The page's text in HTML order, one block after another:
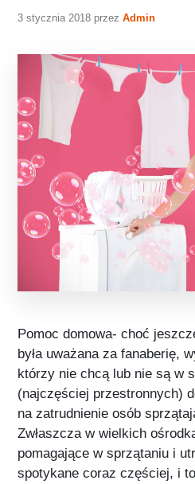
3 stycznia 2018 przez Admin
Pomoc domowa- choć
była uważana za fanaberię,
którzy nie chcą lub nie są w
(najczęściej przestronnych)
na zatrudnienie osób
Zwłaszcza w wielkich
pomagające w sprzątaniu i
spotykane coraz częściej, i